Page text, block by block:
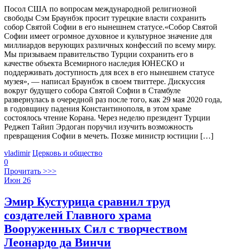
Посол США по вопросам международной религиозной
свободы Сэм Браунбэк просит турецкие власти сохранить
собор Святой Софии в его нынешнем статусе.«Собор Святой
Софии имеет огромное духовное и культурное значение для
миллиардов верующих различных конфессий по всему миру.
Мы призываем правительство Турции сохранить его в
качестве объекта Всемирного наследия ЮНЕСКО и
поддерживать доступность для всех в его нынешнем статусе
музея», — написал Браунбэк в своем твиттере. Дискуссия
вокруг будущего собора Святой Софии в Стамбуле
развернулась в очередной раз после того, как 29 мая 2020 года,
в годовщину падения Константинополя, в этом храме
состоялось чтение Корана. Через неделю президент Турции
Реджеп Тайип Эрдоган поручил изучить возможность
превращения Софии в мечеть. Позже министр юстиции […]
vladimir Церковь и общество
0
Прочитать >>>
Июн 26
Эмир Кустурица сравнил труд
создателей Главного храма
Вооруженных Сил с творчеством
Леонардо да Винчи